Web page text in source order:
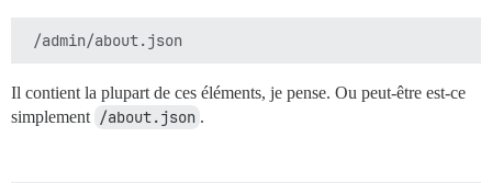
Il contient la plupart de ces éléments, je pense. Ou peut-être est-ce
simplement /about.json .